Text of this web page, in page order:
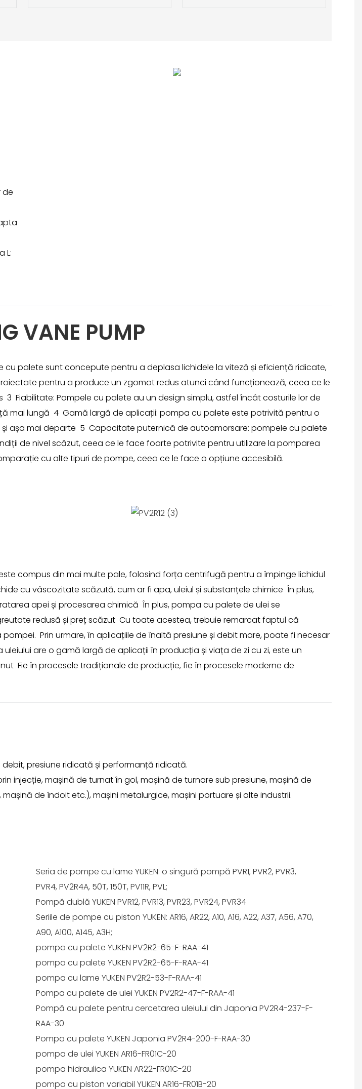
de
L:
VANE PUMP
palete sunt concepute pentru a deplasa lichidele la viteză și eficiență ridicate,
pentru a produce un zgomot redus atunci când funcționează, ceea ce le
Fiabilitate: Pompele cu palete au un design simplu, astfel încât costurile lor de
mai lungă 4 Gamă largă de aplicații: pompa cu palete este potrivită pentru o
și așa mai departe 5 Capacitate puternică de autoamorsare: pompele cu palete
de nivel scăzut, ceea ce le face foarte potrivite pentru utilizare la pomparea
cu alte tipuri de pompe, ceea ce le face o opțiune accesibilă.
compus din mai multe pale, folosind forța centrifugă pentru a împinge lichidul
cu vâscozitate scăzută, cum ar fi apa, uleiul și substanțele chimice În plus,
apei și procesarea chimică În plus, pompa cu palete de ulei se
redusă și preț scăzut Cu toate acestea, trebuie remarcat faptul că
Prin urmare, în aplicațiile de înaltă presiune și debit mare, poate fi necesar
are o gamă largă de aplicații în producția și viața de zi cu zi, este un
Fie în procesele tradiționale de producție, fie în procesele moderne de
presiune ridicată și performanță ridicată.
injecție, mașină de turnat în gol, mașină de turnare sub presiune, mașină de
de îndoit etc.), mașini metalurgice, mașini portuare și alte industrii.
Seria de pompe cu lame YUKEN: o singură pompă PVR1, PVR2, PVR3,
PVR4, PV2R4A, 50T, 150T, PV11R, PVL;
Pompă dublă YUKEN PVR12, PVR13, PVR23, PVR24, PVR34
Seriile de pompe cu piston YUKEN: AR16, AR22, A10, A16, A22, A37, A56, A70,
A90, A100, A145, A3H;
pompa cu palete YUKEN PV2R2-65-F-RAA-41
pompa cu palete YUKEN PV2R2-65-F-RAA-41
pompa cu lame YUKEN PV2R2-53-F-RAA-41
Pompa cu palete de ulei YUKEN PV2R2-47-F-RAA-41
Pompă cu palete pentru cercetarea uleiului din Japonia PV2R4-237-F-
RAA-30
Pompa cu palete YUKEN Japonia PV2R4-200-F-RAA-30
pompa de ulei YUKEN AR16-FR01C-20
pompa hidraulica YUKEN AR22-FR01C-20
pompa cu piston variabil YUKEN AR16-FR01B-20